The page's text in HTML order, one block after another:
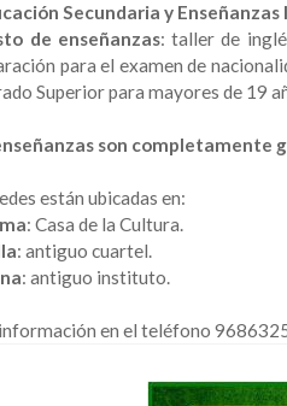
Secundaria y Enseñanzas
de enseñanzas: taller de
para el examen de
Superior para mayores de 19
son
están ubicadas en:
: Casa de la Cultura.
: antiguo cuartel.
: antiguo instituto.
en el teléfono